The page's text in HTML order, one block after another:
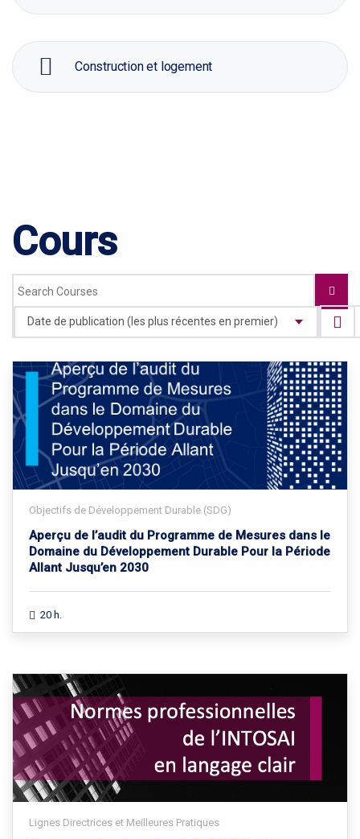
Construction et logement
Cours
Date de publication (les plus récentes en premier)
Objectifs de Développement Durable (SDG)
Aperçu de l’audit du Programme de Mesures dans le
Domaine du Développement Durable Pour la Période
Allant Jusqu’en 2030
20 h.
Lignes Directrices et Meilleures Pratiques